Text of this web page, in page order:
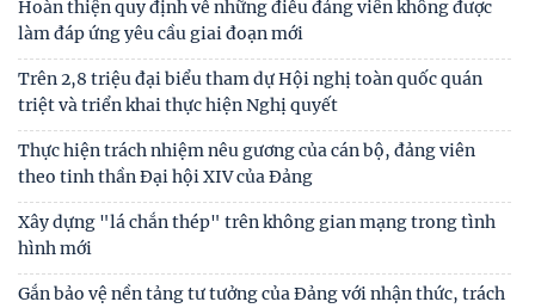
Hoàn thiện quy định về những điều đảng viên không được
làm đáp ứng yêu cầu giai đoạn mới
Trên 2,8 triệu đại biểu tham dự Hội nghị toàn quốc quán
triệt và triển khai thực hiện Nghị quyết
Thực hiện trách nhiệm nêu gương của cán bộ, đảng viên
theo tinh thần Đại hội XIV của Đảng
Xây dựng "lá chắn thép" trên không gian mạng trong tình
hình mới
Gắn bảo vệ nền tảng tư tưởng của Đảng với nhận thức, trách